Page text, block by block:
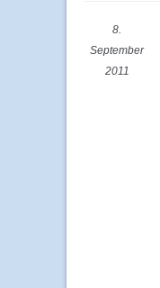
8.
September
2011